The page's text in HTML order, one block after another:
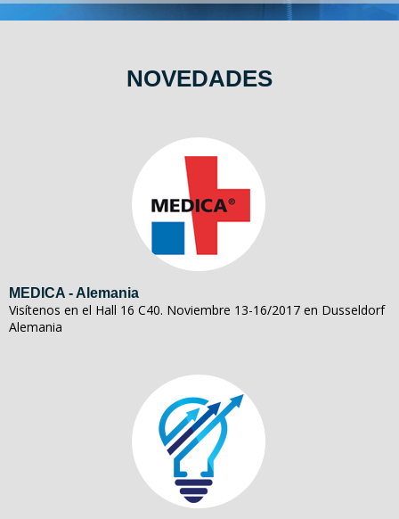
NOVEDADES
MEDICA - Alemania
Visítenos en el Hall 16 C40. Noviembre 13-16/2017 en Dusseldorf
Alemania